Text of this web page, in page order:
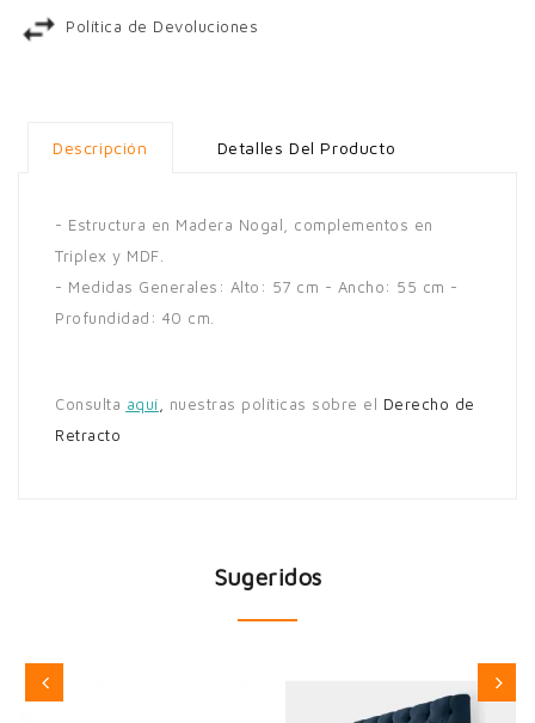
Política de Devoluciones
Descripción Detalles Del Producto
- Estructura en Madera Nogal, complementos en
Triplex y MDF.
- Medidas Generales: Alto: 57 cm - Ancho: 55 cm -
Profundidad: 40 cm.
Consulta aquí nuestras políticas sobre el Derecho de
Retracto
Sugeridos